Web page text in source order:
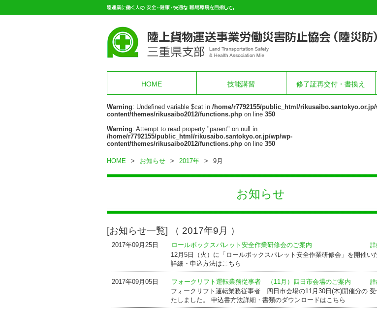
HOME 技能講習 修了証再交付・書換え
Warning: Undefined variable $cat in /home/r7792155/public_html/
content/themes/rikusaibo2012/functions.php on line 350
Warning: Attempt to read property "parent" on null in
/home/r7792155/public_html/rikusaibo.santokyo.or.jp/wp/wp-
content/themes/rikusaibo2012/functions.php on line 350
HOME > お知らせ > 2017年 > 9月
お知らせ
[お知らせ一覧] （ 2017年9月 ）
2017年09月25日 ロールボックスパレット安全作業研修会のご案内
12月5日（火）に「ロールボックスパレット安全作業研修会」を開催い
詳細・申込方法はこちら
2017年09月05日 フォークリフト運転業務従事者 （11月）四日市会場のご案内
フォークリフト運転業務従事者 四日市会場の11月30日(木)開催分の
たしました。 申込書方法詳細・書類のダウンロードはこちら